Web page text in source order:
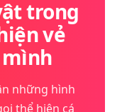
trong
vẻ
những hình
thể hiện cá